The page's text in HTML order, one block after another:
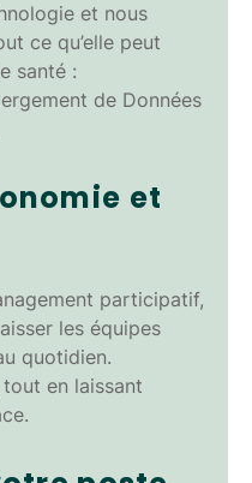
et nous
ce qu’elle peut
santé :
de Données
et
participatif,
les équipes
quotidien.
tout en laissant